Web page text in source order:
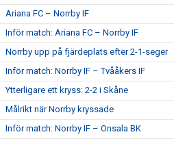
Ariana FC – Norrby IF
Inför match: Ariana FC – Norrby IF
Norrby upp på fjärdeplats efter 2-1-seger
Inför match: Norrby IF – Tvååkers IF
Ytterligare ett kryss: 2-2 i Skåne
Målrikt när Norrby kryssade
Inför match: Norrby IF – Onsala BK